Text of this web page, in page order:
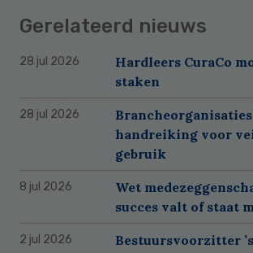
Gerelateerd nieuws
28 jul 2026
Hardleers CuraCo
staken
28 jul 2026
handreiking voor
gebruik
8 jul 2026
Wet
succes valt of staat
2 jul 2026
Bestuursvoorzitter